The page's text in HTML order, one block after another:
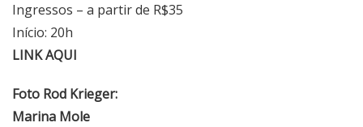
Ingressos – a partir de R$35
Início: 20h
LINKAQUI
Foto Rod Krieger:
Marina Mole